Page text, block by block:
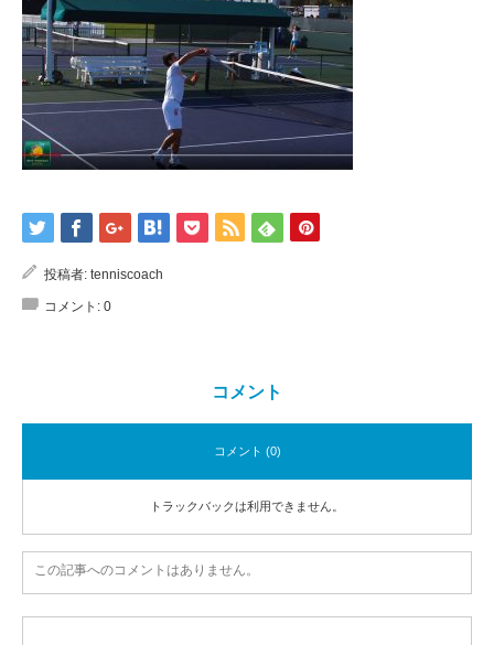
投稿者: tenniscoach
コメント: 0
コメント
コメント (0)
トラックバックは利用できません。
この記事へのコメントはありません。